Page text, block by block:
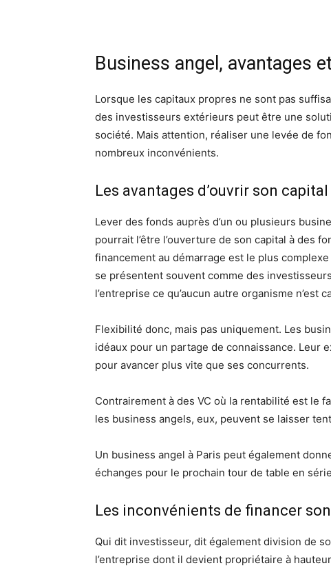
Business angel, avantages
Lorsque les capitaux propres ne sont pas
des investisseurs extérieurs peut être une
société. Mais attention, réaliser une levée de
nombreux inconvénients.
Les avantages d’ouvrir son
Lever des fonds auprès d’un ou plusieurs
pourrait l’être l’ouverture de son capital à des
financement au démarrage est le plus
se présentent souvent comme des
l’entreprise ce qu’aucun autre organisme
Flexibilité donc, mais pas uniquement. Les
idéaux pour un partage de connaissance. Leur
pour avancer plus vite que ses concurrents.
Contrairement à des VC où la rentabilité est le
les business angels, eux, peuvent se laisser
Un business angel à Paris peut également
échanges pour le prochain tour de table en
Les inconvénients de financer
Qui dit investisseur, dit également division de
l’entreprise dont il devient propriétaire à